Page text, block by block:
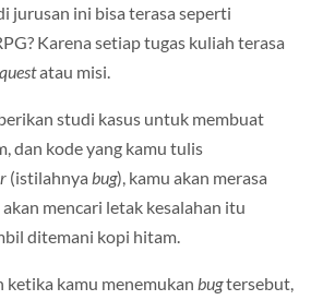
jurusan ini bisa terasa seperti
Karena setiap tugas kuliah terasa
questatau misi.
studi kasus untuk membuat
dan kode yang kamu tulis
(istilahnya bug), kamu akan merasa
mencari letak kesalahan itu
ditemani kopi hitam.
ketika kamu menemukan bugtersebut,